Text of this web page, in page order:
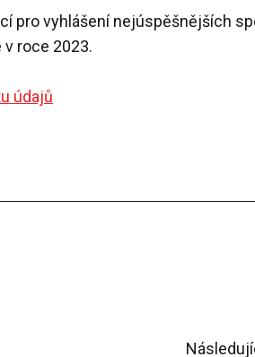
pro vyhlášení nejúspěšnějších
roce 2023.
údajů